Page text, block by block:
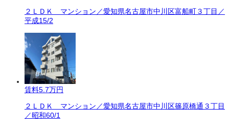
２ＬＤＫ マンション／愛知県名古屋市中川区富船町３丁目／
平成15/2
賃料5.7万円
２ＬＤＫ マンション／愛知県名古屋市中川区篠原橋通３丁目
／昭和60/1